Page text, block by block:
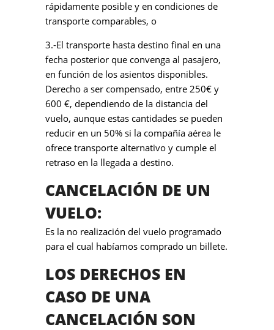
rápidamente posible y en condiciones de
transporte comparables, o
3.-El transporte hasta destino final en una
fecha posterior que convenga al pasajero,
en función de los asientos disponibles.
Derecho a ser compensado, entre 250€ y
600 €, dependiendo de la distancia del
vuelo, aunque estas cantidades se pueden
reducir en un 50% si la compañía aérea le
ofrece transporte alternativo y cumple el
retraso en la llegada a destino.
CANCELACIÓN DE UN
VUELO:
Es la no realización del vuelo programado
para el cual habíamos comprado un billete.
LOS DERECHOS EN
CASO DE UNA
CANCELACIÓN SON